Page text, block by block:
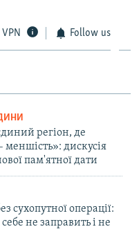
Follow us
регіон, де
меншість»: дискусія
пам'ятної дати
сухопутної операції:
не заправить і не